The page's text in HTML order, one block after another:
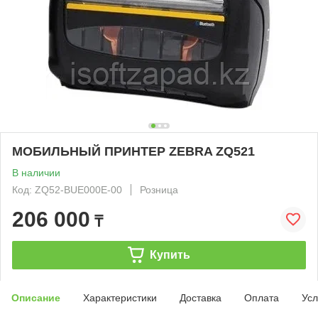
МОБИЛЬНЫЙ ПРИНТЕР ZEBRA ZQ521
В наличии
Код: ZQ52-BUE000E-00
Розница
206 000 ₸
Купить
Описание Характеристики Доставка Оплата